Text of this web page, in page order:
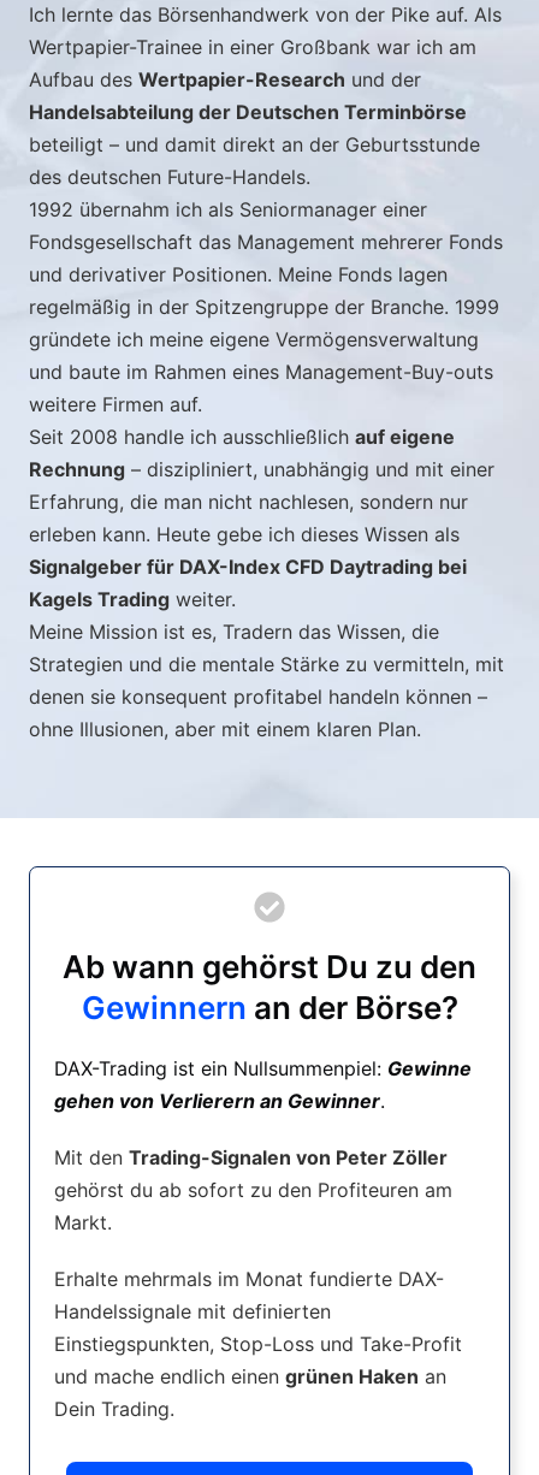
Ich lernte das Börsenhandwerk von der Pike auf. Als
Wertpapier-Trainee in einer Großbank war ich am
Aufbau des Wertpapier-Research und der
Handelsabteilung der Deutschen Terminbörse
beteiligt – und damit direkt an der Geburtsstunde
des deutschen Future-Handels.
1992 übernahm ich als Seniormanager einer
Fondsgesellschaft das Management mehrerer Fonds
und derivativer Positionen. Meine Fonds lagen
regelmäßig in der Spitzengruppe der Branche. 1999
gründete ich meine eigene Vermögensverwaltung
und baute im Rahmen eines Management-Buy-outs
weitere Firmen auf.
Seit 2008 handle ich ausschließlich auf eigene
Rechnung – diszipliniert, unabhängig und mit einer
Erfahrung, die man nicht nachlesen, sondern nur
erleben kann. Heute gebe ich dieses Wissen als
Signalgeber für DAX-Index CFD Daytrading bei
Kagels Trading weiter.
Meine Mission ist es, Tradern das Wissen, die
Strategien und die mentale Stärke zu vermitteln, mit
denen sie konsequent profitabel handeln können –
ohne Illusionen, aber mit einem klaren Plan.
Ab wann gehörst Du zu den
Gewinnern an der Börse?
DAX-Trading ist ein Nullsummenpiel: Gewinne
gehen von Verlierern an Gewinner.
Mit den Trading-Signalen von Peter Zöller
gehörst du ab sofort zu den Profiteuren am
Markt.
Erhalte mehrmals im Monat fundierte DAX-
Handelssignale mit definierten
Einstiegspunkten, Stop-Loss und Take-Profit
und mache endlich einen grünen Haken an
Dein Trading.